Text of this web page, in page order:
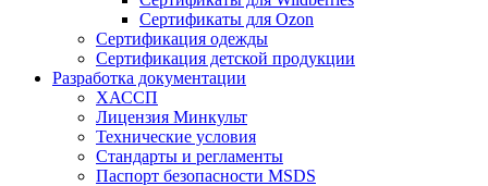
Сертификаты для Ozon
Сертификация одежды
Сертификация детской продукции
Разработка документации
ХАССП
Лицензия Минкульт
Технические условия
Стандарты и регламенты
Паспорт безопасности MSDS